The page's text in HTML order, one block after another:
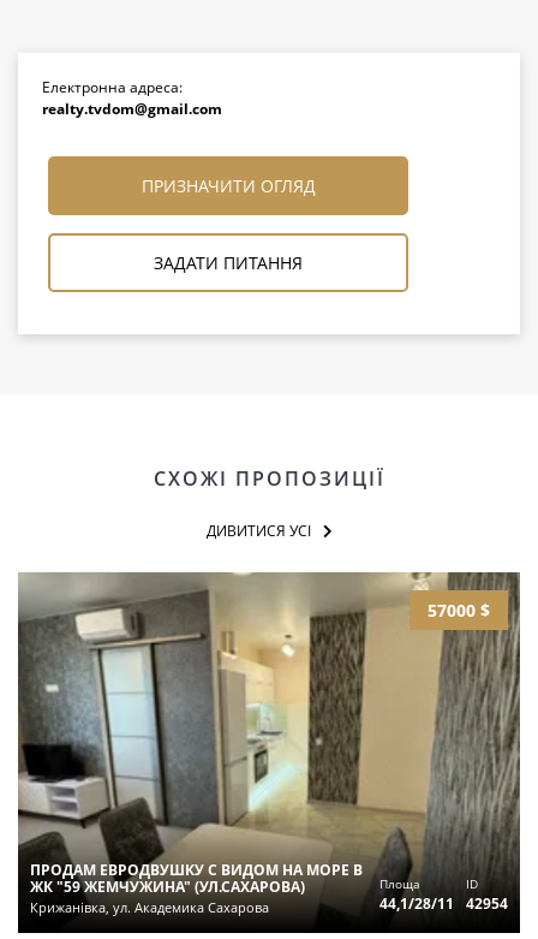
Електронна адреса:
realty.tvdom@gmail.com
ПРИЗНАЧИТИ ОГЛЯД
ЗАДАТИ ПИТАННЯ
СХОЖІ ПРОПОЗИЦІЇ
ДИВИТИСЯ УСІ
57000 $
ПРОДАМ ЕВРОДВУШКУ С ВИДОМ НА МОРЕ В
ЖК "59 ЖЕМЧУЖИНА" (УЛ.САХАРОВА)
Крижанівка, ул. Академика Сахарова
Площа
44,1/28/11
ID
42954